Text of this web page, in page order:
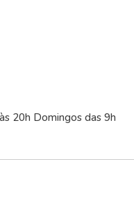
20h Domingos das 9h